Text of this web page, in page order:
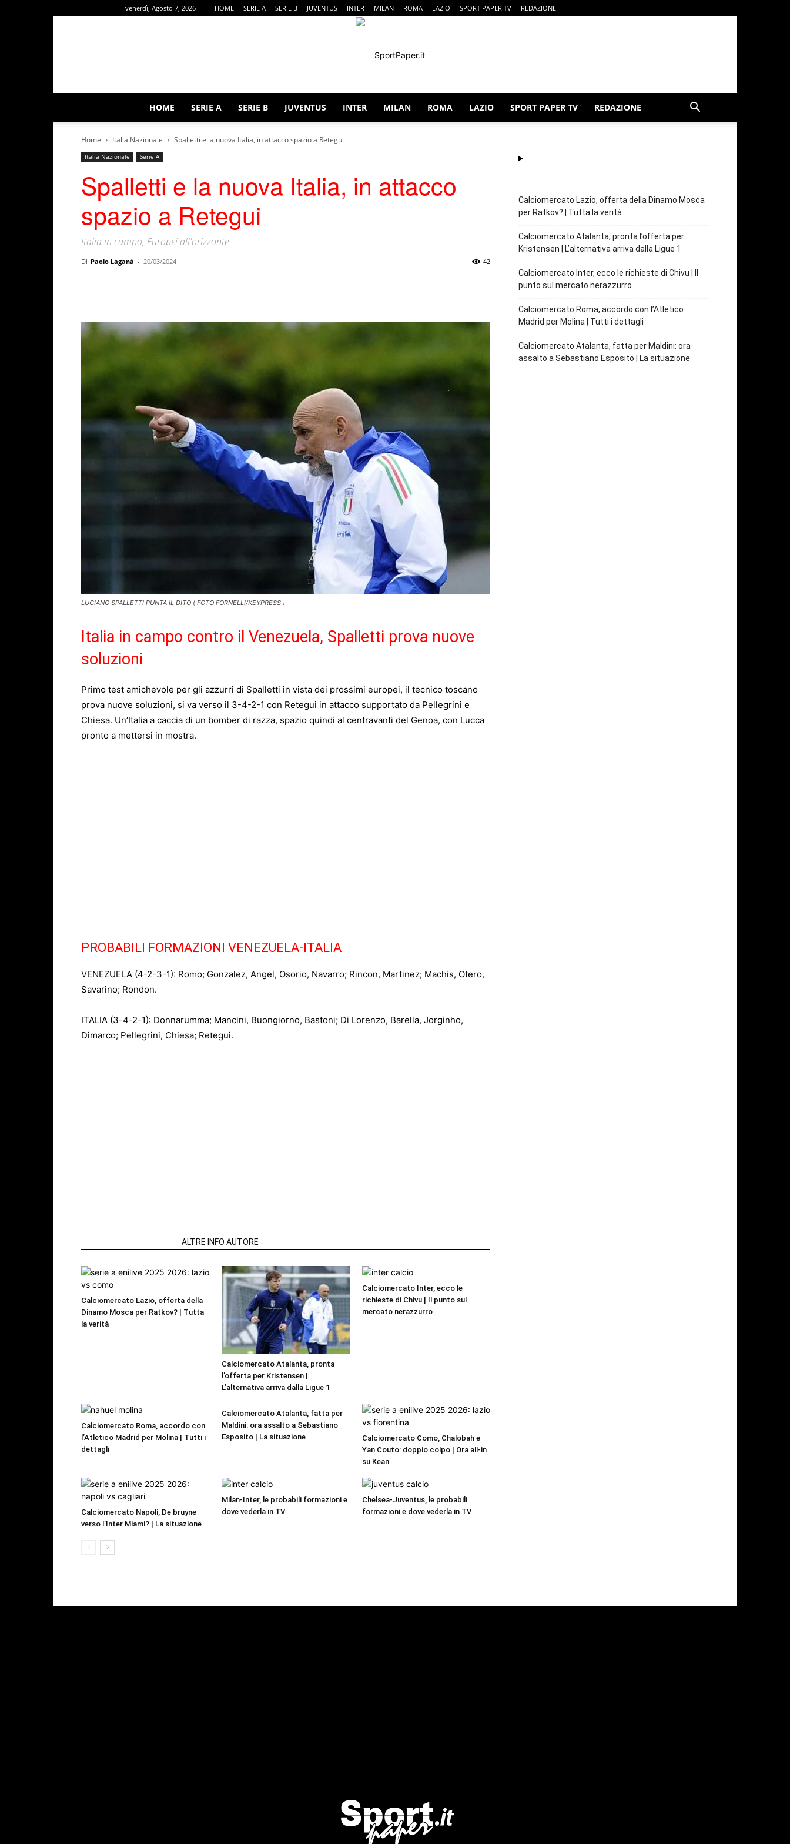
venerdì, Agosto 7, 2026 HOME SERIE A SERIE B JUVENTUS INTER MILAN ROMA LAZIO SPORT PAPER TV REDAZIONE
HOME SERIE A SERIE B JUVENTUS INTER MILAN ROMA LAZIO SPORT PAPER TV REDAZIONE
Home Italia Nazionale Spalletti e la nuova Italia, in attacco spazio a Retegui
Italia Nazionale Serie A
Spalletti e la nuova Italia, in attacco
spazio a Retegui
Italia in campo, Europei all'orizzonte
Di Paolo Laganà - 20/03/2024 42
LUCIANO SPALLETTI PUNTA IL DITO ( FOTO FORNELLI/KEYPRESS )
Italia in campo contro il Venezuela, Spalletti prova nuove
soluzioni
Primo test amichevole per gli azzurri di Spalletti in vista dei prossimi europei, il tecnico toscano
prova nuove soluzioni, si va verso il 3-4-2-1 con Retegui in attacco supportato da Pellegrini e
Chiesa. Un’Italia a caccia di un bomber di razza, spazio quindi al centravanti del Genoa, con Lucca
pronto a mettersi in mostra.
PROBABILI FORMAZIONI VENEZUELA-ITALIA
VENEZUELA (4-2-3-1): Romo; Gonzalez, Angel, Osorio, Navarro; Rincon, Martinez; Machis, Otero,
Savarino; Rondon.
ITALIA (3-4-2-1): Donnarumma; Mancini, Buongiorno, Bastoni; Di Lorenzo, Barella, Jorginho,
Dimarco; Pellegrini, Chiesa; Retegui.
ALTRE INFO AUTORE
Calciomercato Lazio, offerta della
Dinamo Mosca per Ratkov? | Tutta
la verità
Calciomercato Atalanta, pronta
l’offerta per Kristensen |
L’alternativa arriva dalla Ligue 1
Calciomercato Inter, ecco le
richieste di Chivu | Il punto sul
mercato nerazzurro
Calciomercato Roma, accordo con
l’Atletico Madrid per Molina | Tutti i
dettagli
Calciomercato Atalanta, fatta per
Maldini: ora assalto a Sebastiano
Esposito | La situazione
Calciomercato Como, Chalobah e
Yan Couto: doppio colpo | Ora all-in
su Kean
Calciomercato Napoli, De bruyne
verso l’Inter Miami? | La situazione
Milan-Inter, le probabili formazioni e
dove vederla in TV
Chelsea-Juventus, le probabili
formazioni e dove vederla in TV
Calciomercato Lazio, offerta della Dinamo Mosca
per Ratkov? | Tutta la verità
Calciomercato Atalanta, pronta l’offerta per
Kristensen | L’alternativa arriva dalla Ligue 1
Calciomercato Inter, ecco le richieste di Chivu | Il
punto sul mercato nerazzurro
Calciomercato Roma, accordo con l’Atletico
Madrid per Molina | Tutti i dettagli
Calciomercato Atalanta, fatta per Maldini: ora
assalto a Sebastiano Esposito | La situazione